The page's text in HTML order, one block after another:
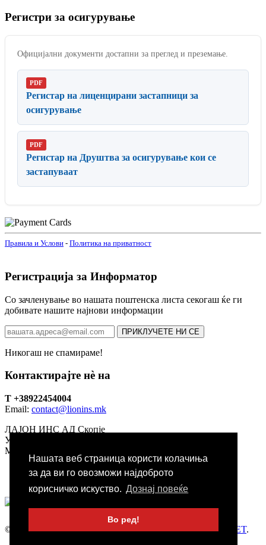
Нашата веб страница користи колачиња
за да ви го овозможи најдоброто
корисничко искуство. Дознај повеќе
Во ред!
Регистри за осигурување
Официјални документи достапни за преглед и преземање.
PDF
Регистар на лиценцирани застапници за
осигурување
PDF
Регистар на Друштва за осигурување кои се
застапуваат
Правила и Услови - Политика на приватност
Регистрација за Информатор
Со зачленување во нашата поштенска листа секогаш ќе ги
добивате нашите најнови информации
ПРИКЛУЧЕТЕ НИ СЕ
Никогаш не спамираме!
Контактирајте нѐ на
T +38922454004
Email: contact@lionins.mk
ЛАЈОН ИНС АД Скопје
Ул. Наум Наумовски Борче бр. 38/1-2, , 1000, Скопје Р.
Македонија
Социјални мрежи
© 2016-2026 All rights reserved. Developed byKSAMILI.NET.